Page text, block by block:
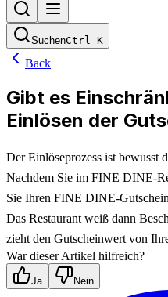
SuchenCtrl K
Back
Gibt es
Einlösen der
Der Einlöseprozess ist bewusst
Nachdem Sie im FINE DINE-
Sie Ihren FINE DINE-
Das Restaurant weiß dann
zieht den Gutscheinwert von
War dieser Artikel hilfreich?
Ja Nein